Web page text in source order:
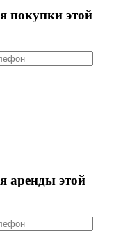
покупки этой
аренды этой